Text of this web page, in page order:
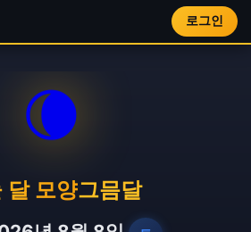
로그인
🌘
달 모양그믐달